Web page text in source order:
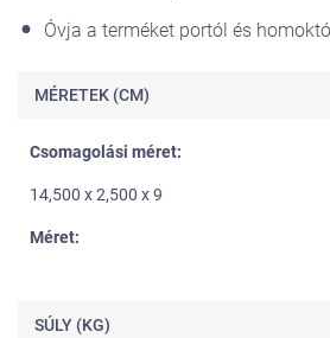
Óvja a terméket portól és
MÉRETEK (CM)
Csomagolási méret:
14,500 x 2,500 x 9
Méret:
SÚLY (KG)